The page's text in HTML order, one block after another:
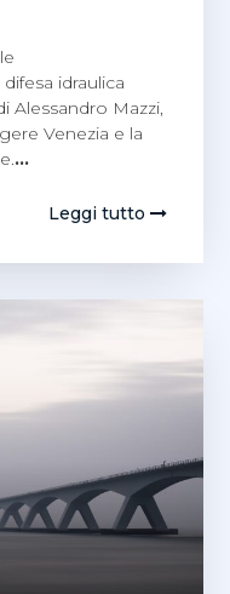
idraulica
Alessandro Mazzi,
Venezia e la
…
Leggi tutto